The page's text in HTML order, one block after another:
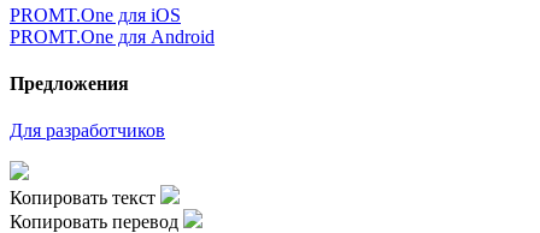
PROMT.One для iOS
PROMT.One для Android
Предложения
Для разработчиков
Копировать текст
Копировать перевод